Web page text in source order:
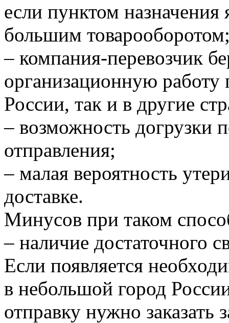
если пунктом
большим
– компания-перевозчик
организационную работу
России, так и в другие
– возможность догрузки
отправления;
– малая вероятность
доставке.
Минусов при таком
– наличие достаточного
Если появляется
в небольшой город
отправку нужно заказать